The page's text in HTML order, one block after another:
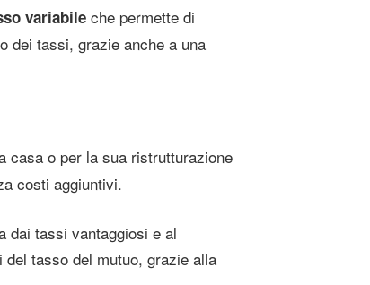
variabile che permette di
dei tassi, grazie anche a una
casa o per la sua ristrutturazione
costi aggiuntivi.
dai tassi vantaggiosi e al
tasso del mutuo, grazie alla